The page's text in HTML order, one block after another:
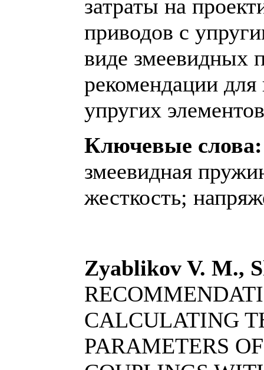
затраты на
приводов с
виде змеевидных
рекомендации
упругих
Ключевые слова:
змеевидная
жесткость;
Zyablikov V. M.,
CALCULATING
PARAMETERS